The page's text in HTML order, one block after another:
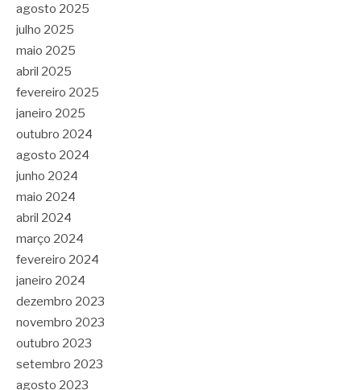
agosto 2025
julho 2025
maio 2025
abril 2025
fevereiro 2025
janeiro 2025
outubro 2024
agosto 2024
junho 2024
maio 2024
abril 2024
março 2024
fevereiro 2024
janeiro 2024
dezembro 2023
novembro 2023
outubro 2023
setembro 2023
agosto 2023